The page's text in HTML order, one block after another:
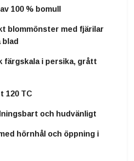
100 % bomull
blommönster med fjärilar
färgskala i persika, grått
120 TC
och hudvänligt
hörnhål och öppning i